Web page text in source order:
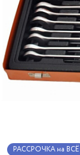
РАССРОЧКА на ВСЁ